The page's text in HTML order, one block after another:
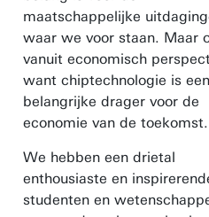
maatschappelijke
waar we voor staan. Maar
vanuit economisch
want chiptechnologie is een
belangrijke drager voor de
economie van de toekomst.
We hebben een drietal
enthousiaste en
studenten en